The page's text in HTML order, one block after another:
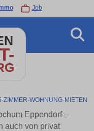
Job
ZIMMER-WOHNUNG-MIETEN
Eppendorf –
auch von privat